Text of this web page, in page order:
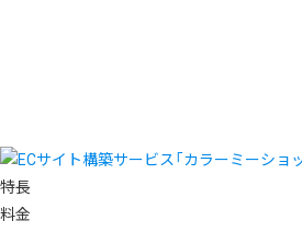
特長
料金